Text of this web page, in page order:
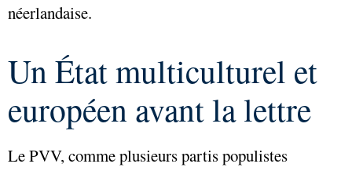
néerlandaise.
Un État multiculturel et
européen avant la lettre
Le PVV, comme plusieurs partis populistes